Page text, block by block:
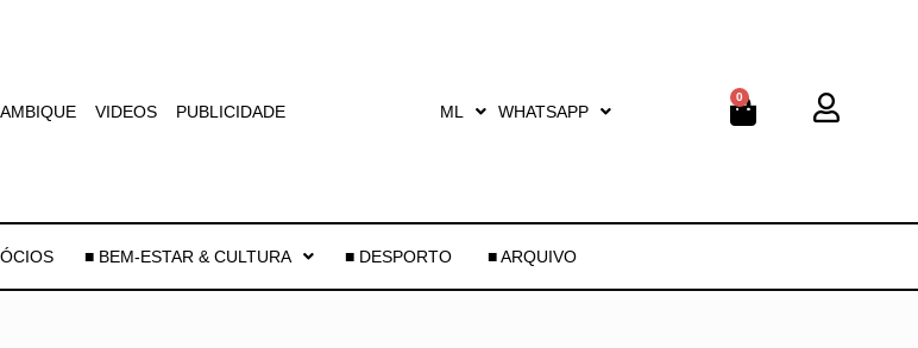
VIDEOS PUBLICIDADE ML WHATSAPP
0
■ BEM-ESTAR & CULTURA ■ DESPORTO ■ ARQUIVO